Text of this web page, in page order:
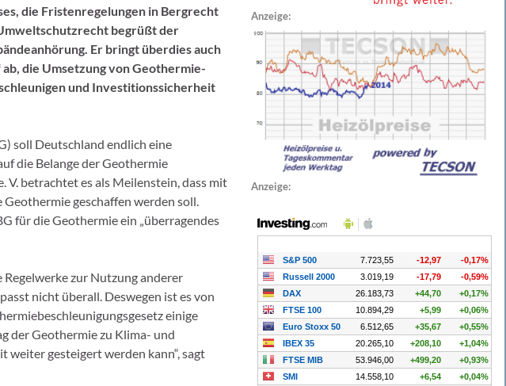
die Fristenregelungen in Bergrecht
begrüßt der
Er bringt überdies auch
die Umsetzung von Geothermie-
und Investitionssicherheit
soll Deutschland endlich eine
die Belange der Geothermie
V. betrachtet es als Meilenstein, dass mit
geschaffen werden soll.
für die Geothermie ein „überragendes
zur Nutzung anderer
nicht überall. Deswegen ist es von
einige
der Geothermie zu Klima- und
weiter gesteigert werden kann“, sagt
Anzeige:
Anzeige: